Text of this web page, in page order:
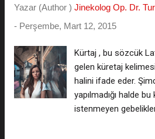
kazanarak Şişli Etfal
hastanesinde ve bu
Şakir Hastanesinde
az 5-6 tur asistan
katkıda bulundum.
doğum sezeryan
Yazar (Author ) Jinekolog Op. Dr.
- Perşembe, Mart 12, 2015
Kürtaj , bu sözcük
gelen küretaj
halini ifade eder.
yapılmadığı halde
istenmeyen